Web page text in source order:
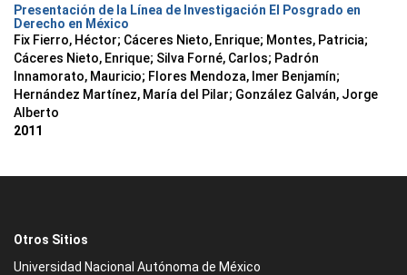
Presentación de la Línea de Investigación El Posgrado en
Derecho en México
Fix Fierro, Héctor; Cáceres Nieto, Enrique; Montes, Patricia;
Cáceres Nieto, Enrique; Silva Forné, Carlos; Padrón
Innamorato, Mauricio; Flores Mendoza, Imer Benjamín;
Hernández Martínez, María del Pilar; González Galván, Jorge
Alberto
2011
Otros Sitios
Universidad Nacional Autónoma de México